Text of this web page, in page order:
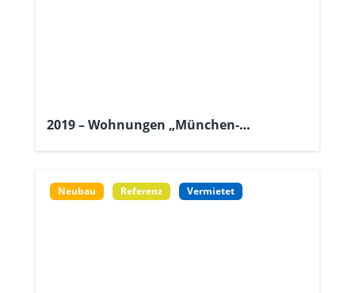
2019 – Wohnungen „München-
Neubau Referenz Vermietet